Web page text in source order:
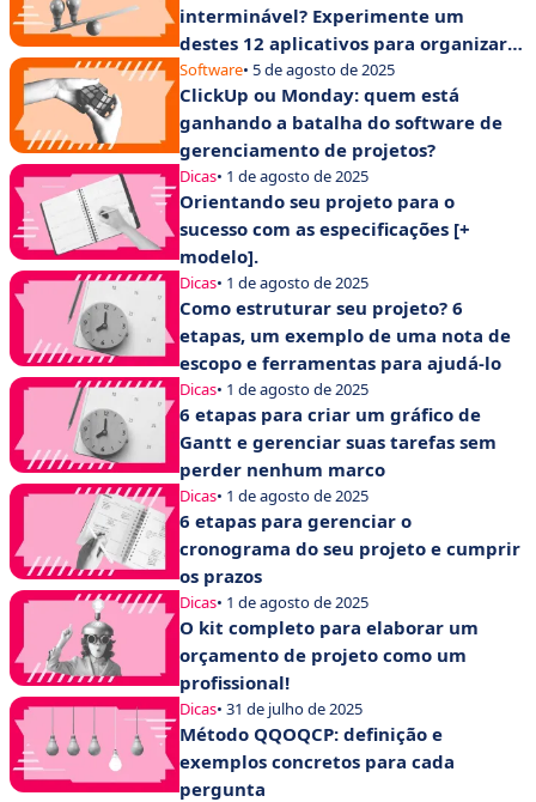
interminável? Experimente um
destes 12 aplicativos para organizar
suas tarefas
Software• 5 de agosto de 2025
ClickUp ou Monday: quem está
ganhando a batalha do software de
gerenciamento de projetos?
Dicas• 1 de agosto de 2025
Orientando seu projeto para o
sucesso com as especificações [+
modelo].
Dicas• 1 de agosto de 2025
Como estruturar seu projeto? 6
etapas, um exemplo de uma nota de
escopo e ferramentas para ajudá-lo
Dicas• 1 de agosto de 2025
6 etapas para criar um gráfico de
Gantt e gerenciar suas tarefas sem
perder nenhum marco
Dicas• 1 de agosto de 2025
6 etapas para gerenciar o
cronograma do seu projeto e cumprir
os prazos
Dicas• 1 de agosto de 2025
O kit completo para elaborar um
orçamento de projeto como um
profissional!
Dicas• 31 de julho de 2025
Método QQOQCP: definição e
exemplos concretos para cada
pergunta